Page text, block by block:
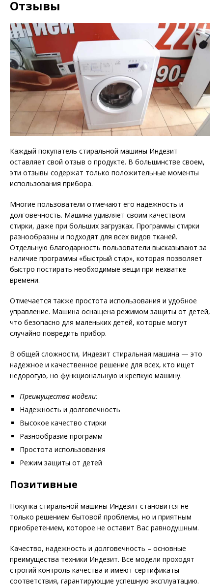
Отзывы
Каждый покупатель стиральной машины Индезит
оставляет свой отзыв о продукте. В большинстве своем,
эти отзывы содержат только положительные моменты
использования прибора.
Многие пользователи отмечают его надежность и
долговечность. Машина удивляет своим качеством
стирки, даже при больших загрузках. Программы стирки
разнообразны и подходят для всех видов тканей.
Отдельную благодарность пользователи высказывают за
наличие программы «быстрый стир», которая позволяет
быстро постирать необходимые вещи при нехватке
времени.
Отмечается также простота использования и удобное
управление. Машина оснащена режимом защиты от детей,
что безопасно для маленьких детей, которые могут
случайно повредить прибор.
В общей сложности, Индезит стиральная машина — это
надежное и качественное решение для всех, кто ищет
недорогую, но функциональную и крепкую машину.
Преимущества модели:
Надежность и долговечность
Высокое качество стирки
Разнообразие программ
Простота использования
Режим защиты от детей
Позитивные
Покупка стиральной машины Индезит становится не
только решением бытовой проблемы, но и приятным
приобретением, которое не оставит Вас равнодушным.
Качество, надежность и долговечность – основные
преимущества техники Индезит. Все модели проходят
строгий контроль качества и имеют сертификаты
соответствия, гарантирующие успешную эксплуатацию.